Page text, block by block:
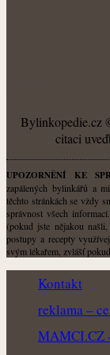
Bylinkopedie.cz
citaci
UPOZORNĚNÍ KE
zapálených bylinkářů a
těchto stránkách se vždy
správnost všech
(pokud jste nějakou
postupy a recepty
svým lékařem, zvlášť
Kontakt
reklama –
MAMCI.CZ